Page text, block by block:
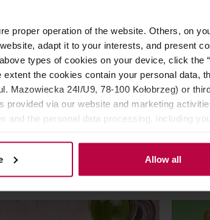
proper operation of the website. Others, on
adapt it to your interests, and present
types of cookies on your device, click the “
the cookies contain your personal data,
Mazowiecka 24I/U9, 78-100 Kołobrzeg) or
via our website and marketing
the personal data processing, including
Allow all
- herbata czarna
sypana Christmas Orange Cinnamon
EKO 100 g
EKO